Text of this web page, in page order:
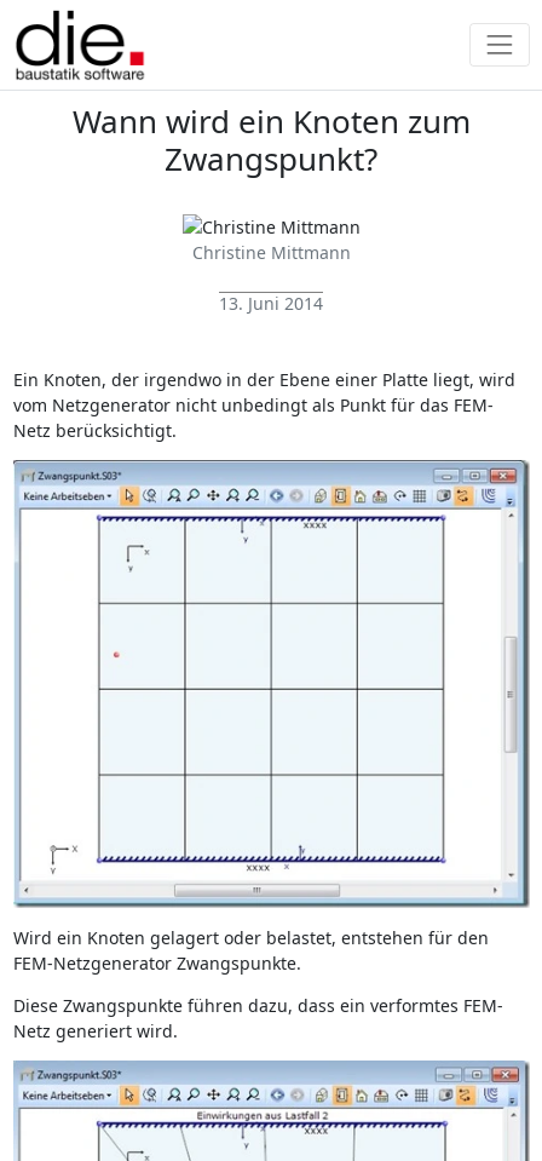
Wann wird ein Knoten zum
Zwangspunkt?
Christine Mittmann
13. Juni 2014
Ein Knoten, der irgendwo in der Ebene einer Platte liegt, wird
vom Netzgenerator nicht unbedingt als Punkt für das FEM-
Netz berücksichtigt.
Wird ein Knoten gelagert oder belastet, entstehen für den
FEM-Netzgenerator Zwangspunkte.
Diese Zwangspunkte führen dazu, dass ein verformtes FEM-
Netz generiert wird.